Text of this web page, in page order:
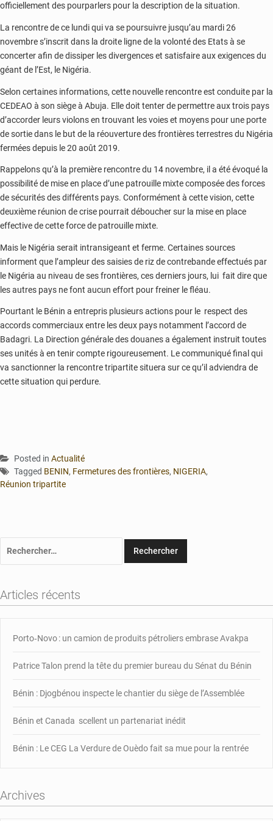
officiellement des pourparlers pour la description de la situation.
La rencontre de ce lundi qui va se poursuivre jusqu’au mardi 26
novembre s’inscrit dans la droite ligne de la volonté des Etats à se
concerter afin de dissiper les divergences et satisfaire aux exigences du
géant de l’Est, le Nigéria.
Selon certaines informations, cette nouvelle rencontre est conduite par la
CEDEAO à son siège à Abuja. Elle doit tenter de permettre aux trois pays
d’accorder leurs violons en trouvant les voies et moyens pour une porte
de sortie dans le but de la réouverture des frontières terrestres du Nigéria
fermées depuis le 20 août 2019.
Rappelons qu’à la première rencontre du 14 novembre, il a été évoqué la
possibilité de mise en place d’une patrouille mixte composée des forces
de sécurités des différents pays. Conformément à cette vision, cette
deuxième réunion de crise pourrait déboucher sur la mise en place
effective de cette force de patrouille mixte.
Mais le Nigéria serait intransigeant et ferme. Certaines sources
informent que l’ampleur des saisies de riz de contrebande effectués par
le Nigéria au niveau de ses frontières, ces derniers jours, lui fait dire que
les autres pays ne font aucun effort pour freiner le fléau.
Pourtant le Bénin a entrepris plusieurs actions pour le respect des
accords commerciaux entre les deux pays notamment l’accord de
Badagri. La Direction générale des douanes a également instruit toutes
ses unités à en tenir compte rigoureusement. Le communiqué final qui
va sanctionner la rencontre tripartite situera sur ce qu’il adviendra de
cette situation qui perdure.
Posted in Actualité
Tagged BENIN, Fermetures des frontières, NIGERIA,
Réunion tripartite
Articles récents
Porto‑Novo : un camion de produits pétroliers embrase Avakpa
Patrice Talon prend la tête du premier bureau du Sénat du Bénin
Bénin : Djogbénou inspecte le chantier du siège de l’Assemblée
Bénin et Canada scellent un partenariat inédit
Bénin : Le CEG La Verdure de Ouèdo fait sa mue pour la rentrée
Archives